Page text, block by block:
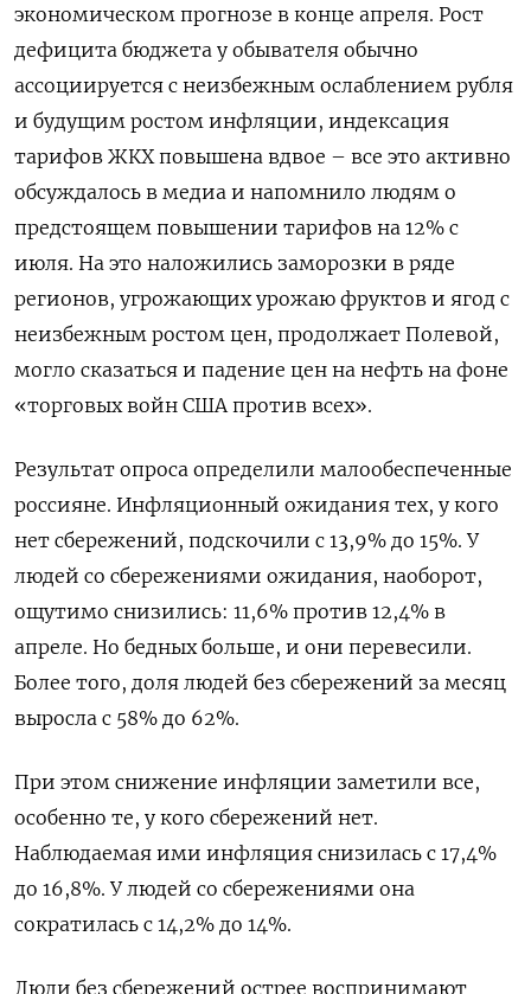
экономическом прогнозе в конце апреля. Рост
дефицита бюджета у обывателя обычно
ассоциируется с неизбежным ослаблением рубля
и будущим ростом инфляции, индексация
тарифов ЖКХ повышена вдвое – все это активно
обсуждалось в медиа и напомнило людям о
предстоящем повышении тарифов на 12% с
июля. На это наложились заморозки в ряде
регионов, угрожающих урожаю фруктов и ягод с
неизбежным ростом цен, продолжает Полевой,
могло сказаться и падение цен на нефть на фоне
«торговых войн США против всех».
Результат опроса определили малообеспеченные
россияне. Инфляционный ожидания тех, у кого
нет сбережений, подскочили с 13,9% до 15%. У
людей со сбережениями ожидания, наоборот,
ощутимо снизились: 11,6% против 12,4% в
апреле. Но бедных больше, и они перевесили.
Более того, доля людей без сбережений за месяц
выросла с 58% до 62%.
При этом снижение инфляции заметили все,
особенно те, у кого сбережений нет.
Наблюдаемая ими инфляция снизилась с 17,4%
до 16,8%. У людей со сбережениями она
сократилась с 14,2% до 14%.
Люди без сбережений острее воспринимают